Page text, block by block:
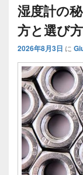
湿度計の
方と選び方
2026年8月3日 に